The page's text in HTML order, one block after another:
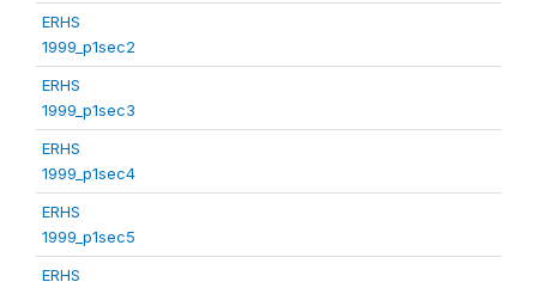
ERHS
1999_p1sec2
ERHS
1999_p1sec3
ERHS
1999_p1sec4
ERHS
1999_p1sec5
ERHS